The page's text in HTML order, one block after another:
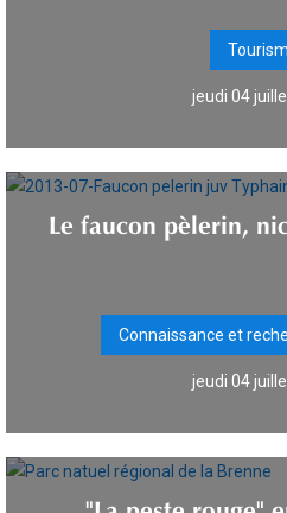
jeudi 04
Le faucon pèlerin,
Connaissance et
jeudi 04
"La peste rouge"